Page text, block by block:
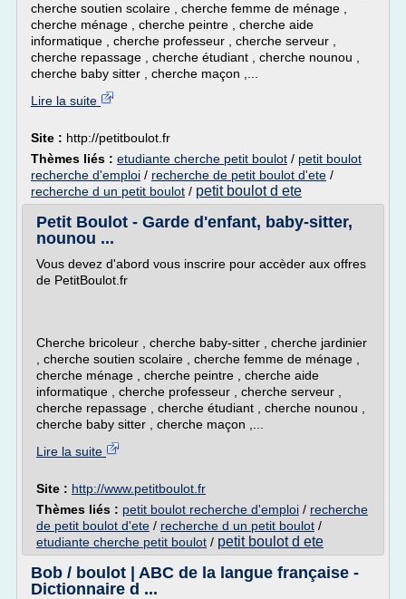
cherche soutien scolaire , cherche femme de ménage ,
cherche ménage , cherche peintre , cherche aide
informatique , cherche professeur , cherche serveur ,
cherche repassage , cherche étudiant , cherche nounou ,
cherche baby sitter , cherche maçon ,...
Lire la suite
Site : http://petitboulot.fr
Thèmes liés : etudiante cherche petit boulot / petit boulot
recherche d'emploi / recherche de petit boulot d'ete /
recherche d un petit boulot / petit boulot d ete
Petit Boulot - Garde d'enfant, baby-sitter,
nounou ...
Vous devez d'abord vous inscrire pour accèder aux offres
de PetitBoulot.fr
Cherche bricoleur , cherche baby-sitter , cherche jardinier
, cherche soutien scolaire , cherche femme de ménage ,
cherche ménage , cherche peintre , cherche aide
informatique , cherche professeur , cherche serveur ,
cherche repassage , cherche étudiant , cherche nounou ,
cherche baby sitter , cherche maçon ,...
Lire la suite
Site : http://www.petitboulot.fr
Thèmes liés : petit boulot recherche d'emploi / recherche
de petit boulot d'ete / recherche d un petit boulot /
etudiante cherche petit boulot / petit boulot d ete
Bob / boulot | ABC de la langue française -
Dictionnaire d ...